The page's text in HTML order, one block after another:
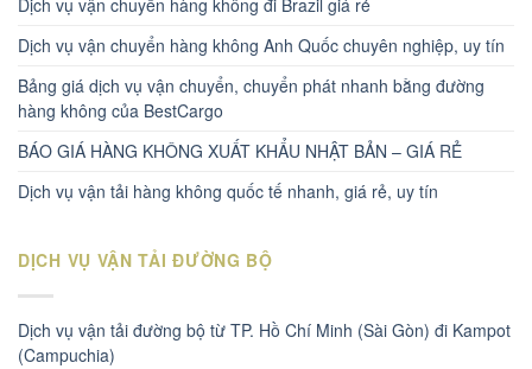
Dịch vụ vận chuyển hàng không Anh Quốc chuyên nghiệp, uy tín
Bảng giá dịch vụ vận chuyển, chuyển phát nhanh bằng đường
hàng không của BestCargo
BÁO GIÁ HÀNG KHÔNG XUẤT KHẨU NHẬT BẢN – GIÁ RẺ
Dịch vụ vận tải hàng không quốc tế nhanh, giá rẻ, uy tín
DỊCH VỤ VẬN TẢI ĐƯỜNG BỘ
Dịch vụ vận tải đường bộ từ TP. Hồ Chí Minh (Sài Gòn) đi Kampot
(Campuchia)